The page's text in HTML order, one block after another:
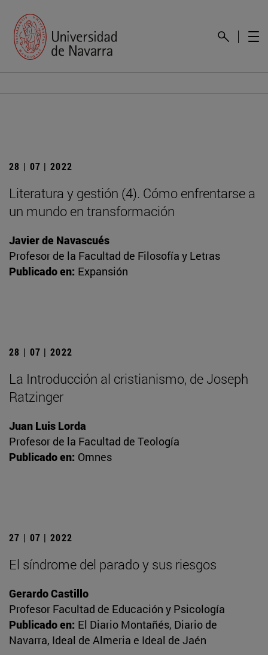
28 | 07 | 2022
Literatura y gestión (4). Cómo enfrentarse a
un mundo en transformación
Javier de Navascués
Profesor de la Facultad de Filosofía y Letras
Publicado en: Expansión
28 | 07 | 2022
La Introducción al cristianismo, de Joseph
Ratzinger
Juan Luis Lorda
Profesor de la Facultad de Teología
Publicado en: Omnes
27 | 07 | 2022
El síndrome del parado y sus riesgos
Gerardo Castillo
Profesor Facultad de Educación y Psicología
Publicado en: El Diario Montañés, Diario de
Navarra, Ideal de Almeria e Ideal de Jaén